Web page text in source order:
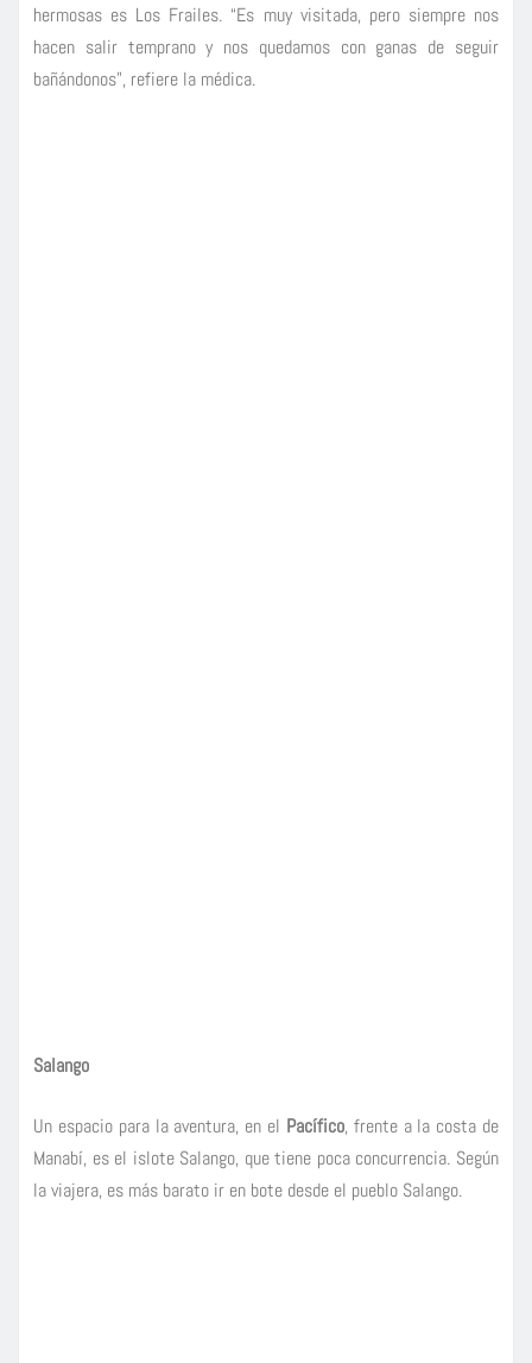
hermosas es Los Frailes. “Es muy visitada, pero siempre nos
hacen salir temprano y nos quedamos con ganas de seguir
bañándonos”, refiere la médica.
Salango
Un espacio para la aventura, en el Pacífico, frente a la costa de
Manabí, es el islote Salango, que tiene poca concurrencia. Según
la viajera, es más barato ir en bote desde el pueblo Salango.